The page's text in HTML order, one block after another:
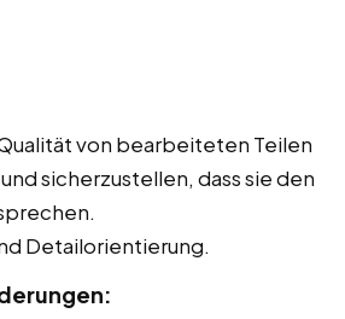
von bearbeiteten Teilen
sicherzustellen, dass sie den
Detailorientierung.